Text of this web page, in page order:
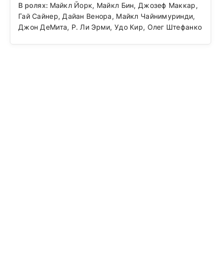
В ролях: Майкл Йорк, Майкл Бин, Джозеф Маккар,
Гай Сайнер, Дайан Венора, Майкл Чайнимуринди,
Джон ДеМита, Р. Ли Эрми, Удо Кир, Олег Штефанко